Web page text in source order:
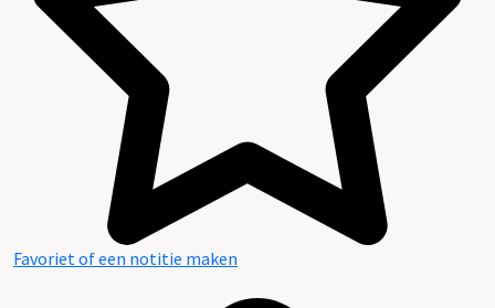
Favoriet of een notitie maken